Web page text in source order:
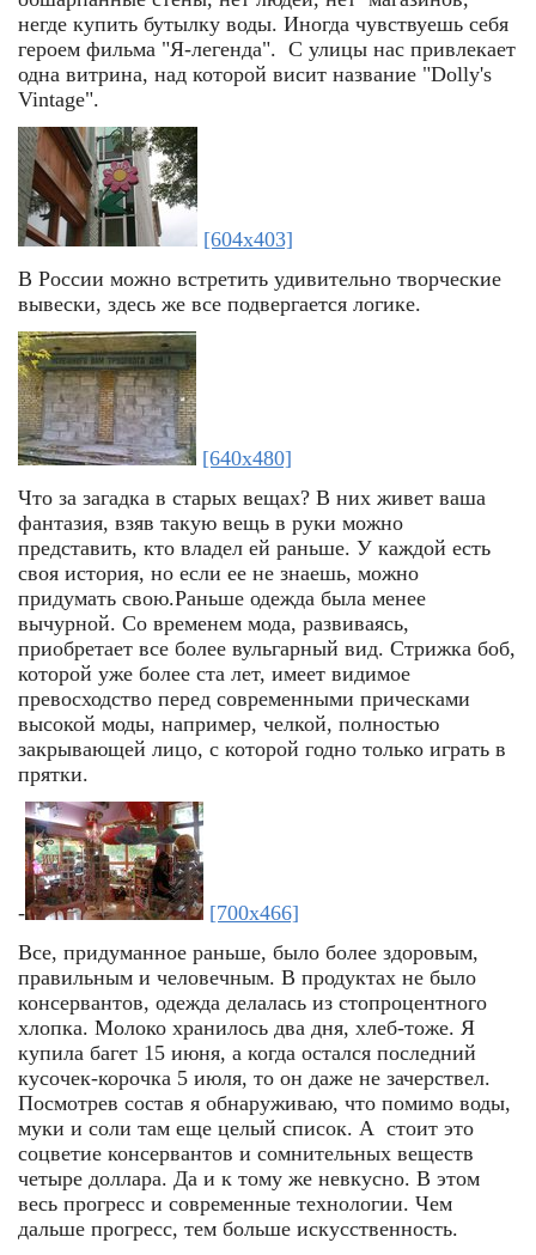
негде купить бутылку воды. Иногда чувствуешь себя
героем фильма "Я-легенда". С улицы нас привлекает
одна витрина, над которой висит название "Dolly's
Vintage".
[604x403]
В России можно встретить удивительно творческие
вывески, здесь же все подвергается логике.
[640x480]
Что за загадка в старых вещах? В них живет ваша
фантазия, взяв такую вещь в руки можно
представить, кто владел ей раньше. У каждой есть
своя история, но если ее не знаешь, можно
придумать свою.Раньше одежда была менее
вычурной. Со временем мода, развиваясь,
приобретает все более вульгарный вид. Стрижка боб,
которой уже более ста лет, имеет видимое
превосходство перед современными прическами
высокой моды, например, челкой, полностью
закрывающей лицо, с которой годно только играть в
прятки.
-
[700x466]
Все, придуманное раньше, было более здоровым,
правильным и человечным. В продуктах не было
консервантов, одежда делалась из стопроцентного
хлопка. Молоко хранилось два дня, хлеб-тоже. Я
купила багет 15 июня, а когда остался последний
кусочек-корочка 5 июля, то он даже не зачерствел.
Посмотрев состав я обнаруживаю, что помимо воды,
муки и соли там еще целый список. А стоит это
соцветие консервантов и сомнительных веществ
четыре доллара. Да и к тому же невкусно. В этом
весь прогресс и современные технологии. Чем
дальше прогресс, тем больше искусственность.